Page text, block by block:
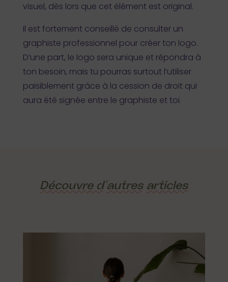
visuel, dès lors que cet élément est original.
Il est fortement conseillé de consulter un
graphiste professionnel pour créer ton logo.
D’une part, le logo sera unique et répondra à
ton besoin, mais tu pourras surtout l’utiliser
paisiblement grâce à la cession de droit qui
aura été signée entre le graphiste et toi.
Découvre d’autres articles